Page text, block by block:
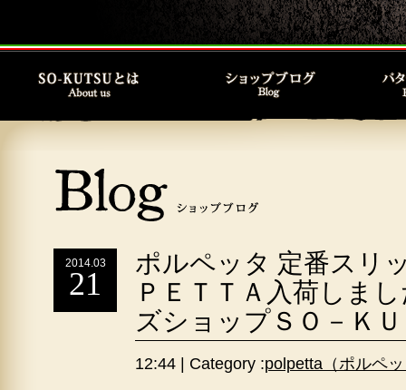
2014.03
21
ポルペッタ 定番スリ
ＰＥＴＴＡ入荷しま
ズショップＳＯ－Ｋ
12:44 | Category :polpetta（ポルペ